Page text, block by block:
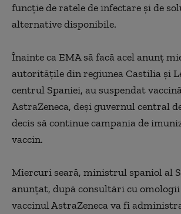
funcţie de ratele de infectare şi de
alternative disponibile.
Înainte ca EMA să facă acel anunţ
autorităţile din regiunea Castilia şi
centrul Spaniei, au suspendat
AstraZeneca, deşi guvernul central
decis să continue campania de
vaccin.
Miercuri seară, ministrul spaniol al
anunţat, după consultări cu
vaccinul AstraZeneca va fi